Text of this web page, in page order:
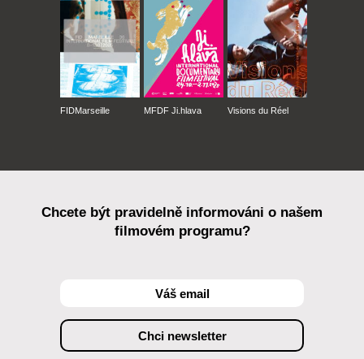
FIDMarseille MFDF Ji.hlava Visions du Réel
Chcete být pravidelně informováni o našem
filmovém programu?